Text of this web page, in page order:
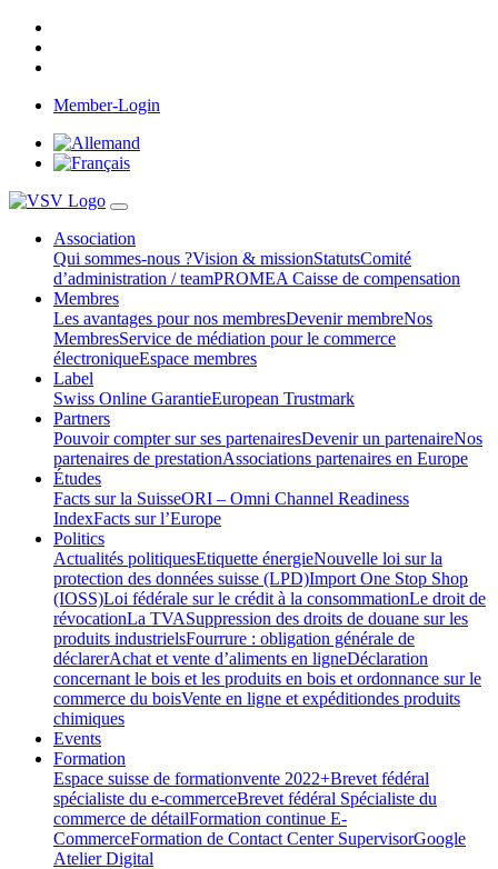
Member-Login
Association
Qui sommes-nous ?Vision & missionStatutsComité
d’administration / teamPROMEA Caisse de compensation
Membres
Les avantages pour nos membresDevenir membreNos
MembresService de médiation pour le commerce
électroniqueEspace membres
Label
Swiss Online GarantieEuropean Trustmark
Partners
Pouvoir compter sur ses partenairesDevenir un partenaireNos
partenaires de prestationAssociations partenaires en Europe
Études
Facts sur la SuisseORI – Omni Channel Readiness
IndexFacts sur l’Europe
Politics
Actualités politiquesEtiquette énergieNouvelle loi sur la
protection des données suisse (LPD)Import One Stop Shop
(IOSS)Loi fédérale sur le crédit à la consommationLe droit de
révocationLa TVASuppression des droits de douane sur les
produits industrielsFourrure : obligation générale de
déclarerAchat et vente d’aliments en ligneDéclaration
concernant le bois et les produits en bois et ordonnance sur le
commerce du boisVente en ligne et expéditiondes produits
chimiques
Events
Formation
Espace suisse de formationvente 2022+Brevet fédéral
spécialiste du e-commerceBrevet fédéral Spécialiste du
commerce de détailFormation continue E-
CommerceFormation de Contact Center SupervisorGoogle
Atelier Digital